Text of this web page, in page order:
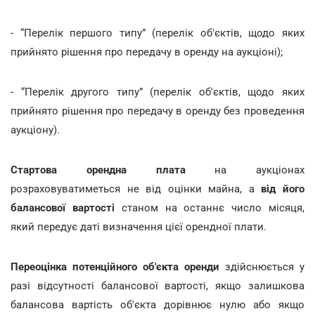
- “Перелік першого типу” (перелік об'єктів, щодо яких
прийнято рішення про передачу в оренду на аукціоні);
- “Перелік другого типу” (перелік об'єктів, щодо яких
прийнято рішення про передачу в оренду без проведення
аукціону).
Стартова орендна платана аукціонах
розраховуватиметься не від оцінки майна, а від його
балансової вартості станом на останнє число місяця,
який передує даті визначення цієї орендної плати.
Переоцінка потенційного об'єкта оренди здійснюється у
разі відсутності балансової вартості, якщо залишкова
балансова вартість об'єкта дорівнює нулю або якщо